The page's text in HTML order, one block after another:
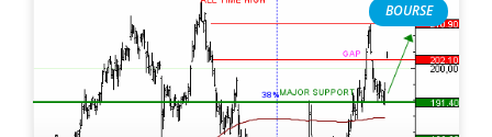
BOURSE